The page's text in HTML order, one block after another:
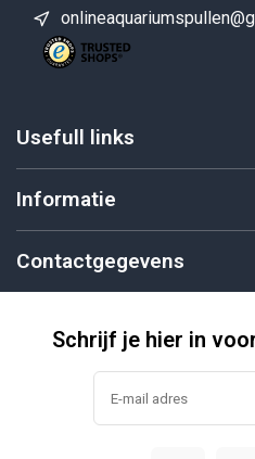
Usefull links
Informatie
Contactgegevens
Schrijf je hier in